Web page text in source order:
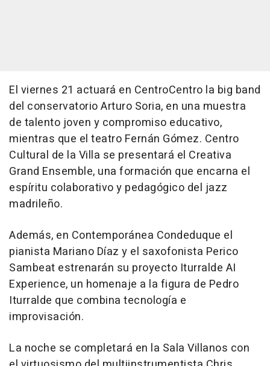
El viernes 21 actuará en CentroCentro la big band
del conservatorio Arturo Soria, en una muestra
de talento joven y compromiso educativo,
mientras que el teatro Fernán Gómez. Centro
Cultural de la Villa se presentará el Creativa
Grand Ensemble, una formación que encarna el
espíritu colaborativo y pedagógico del jazz
madrileño.
Además, en Contemporánea Condeduque el
pianista Mariano Díaz y el saxofonista Perico
Sambeat estrenarán su proyecto Iturralde AI
Experience, un homenaje a la figura de Pedro
Iturralde que combina tecnología e
improvisación.
La noche se completará en la Sala Villanos con